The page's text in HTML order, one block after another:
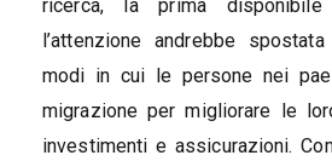
ricerca, la prima
l’attenzione andrebbe
modi in cui le persone nei
migrazione per migliorare le
investimenti e assicurazioni.